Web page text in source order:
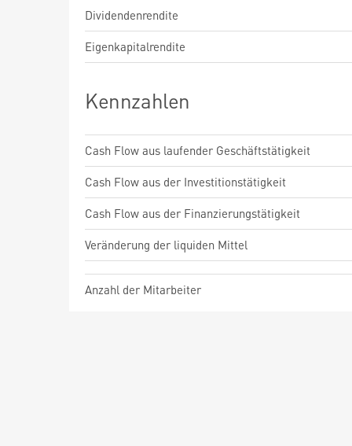
Dividendenrendite
Eigenkapitalrendite
Kennzahlen
Cash Flow aus laufender Geschäftstätigkeit
Cash Flow aus der Investitionstätigkeit
Cash Flow aus der Finanzierungstätigkeit
Veränderung der liquiden Mittel
Anzahl der Mitarbeiter